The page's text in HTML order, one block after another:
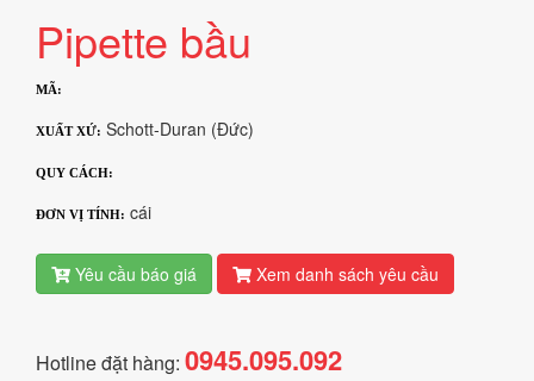
Pipette bầu
MÃ:
XUẤT XỨ: Schott-Duran (Đức)
QUY CÁCH:
ĐƠN VỊ TÍNH: cái
Yêu cầu báo giá Xem danh sách yêu cầu
Hotline đặt hàng: 0945.095.092